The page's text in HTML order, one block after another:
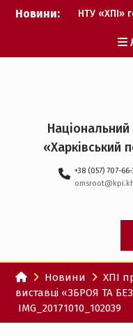
Перейти
Новини:
НТУ «ХПІ»
Музичні
рута –
ХПІ уклав
Збройних
участю
Національний
«Харківський
+38 (057) 707-
Новини
ХПІ
виставці «ЗБРОЯ ТА
IMG_20171010_102039